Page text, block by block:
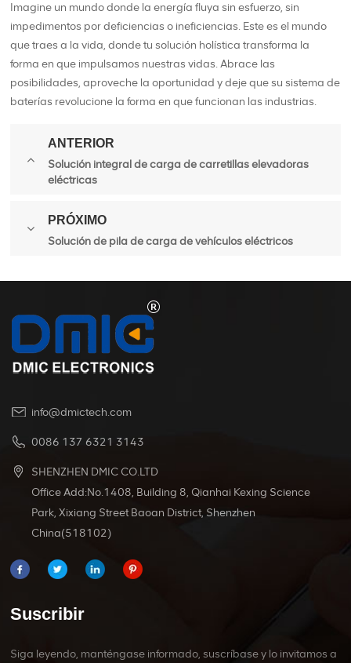
Imagine un mundo donde la energía fluya sin esfuerzo, sin
impedimentos por deficiencias o ineficiencias. Este es el mundo
que traes a la vida, donde tu solución holística transforma la
forma en que impulsamos nuestras vidas. Abrace las
posibilidades, aproveche la oportunidad y deje que su sistema de
baterías revolucione la forma en que funcionan las industrias.
ANTERIOR
Solución integral de carga de carretillas elevadoras
eléctricas
PRÓXIMO
Solución de pila de carga de vehículos eléctricos
info@dmictech.com
0086 137 6321 3143
SHENZHEN DMIC CO.LTD
Office Add:No.1408, Building 8, Qianhai Kexing Science
Park, Xixiang Street Baoan District, Shenzhen
China(518102)
Suscribir
Siga leyendo, manténgase informado, suscríbase y lo invitamos a